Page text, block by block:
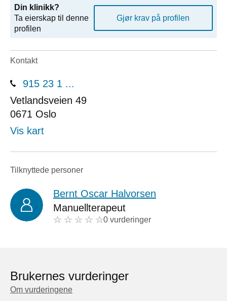
Din klinikk?
Ta eierskap til denne
profilen
Gjør krav på profilen
Kontakt
915 23 1 ...
Vetlandsveien 49
0671 Oslo
Vis kart
Tilknyttede personer
Bernt Oscar Halvorsen
Manuellterapeut
0 vurderinger
Brukernes vurderinger
Om vurderingene